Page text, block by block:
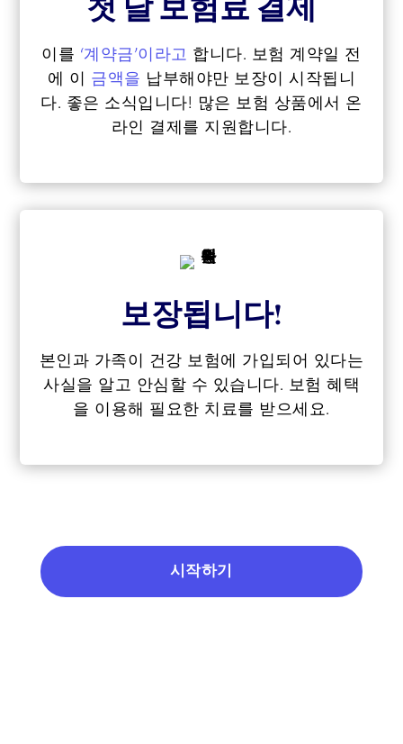
첫 달 보험료 결제
이를 ‘계약금’이라고 합니다. 보험 계약일 전
에 이 금액을 납부해야만 보장이 시작됩니
다. 좋은 소식입니다! 많은 보험 상품에서 온
라인 결제를 지원합니다.
보장됩니다!
본인과 가족이 건강 보험에 가입되어 있다는
사실을 알고 안심할 수 있습니다. 보험 혜택
을 이용해 필요한 치료를 받으세요.
시작하기